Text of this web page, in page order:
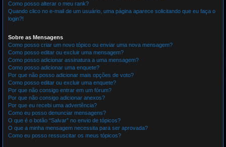
Como posso alterar o meu rank?
Quando clico no e-mail de um usuário, uma página aparece solicitando que eu faça o
login?!
Sobre as Mensagens
Como posso criar um novo tópico ou enviar uma nova mensagem?
Como posso editar ou excluir uma mensagem?
Como posso adicionar assinatura a uma mensagem?
Como posso adicionar uma enquete?
Por que não posso adicionar mais opções de voto?
Como posso editar ou excluir uma enquete?
Por que não consigo entrar em um fórum?
Por que não consigo adicionar anexos?
Por que eu recebi uma advertência?
Como eu posso denunciar mensagens?
O que é o botão “Salvar” no envio de tópicos?
O que a minha mensagem necessita para ser aprovada?
Como eu posso ressuscitar os meus tópicos?